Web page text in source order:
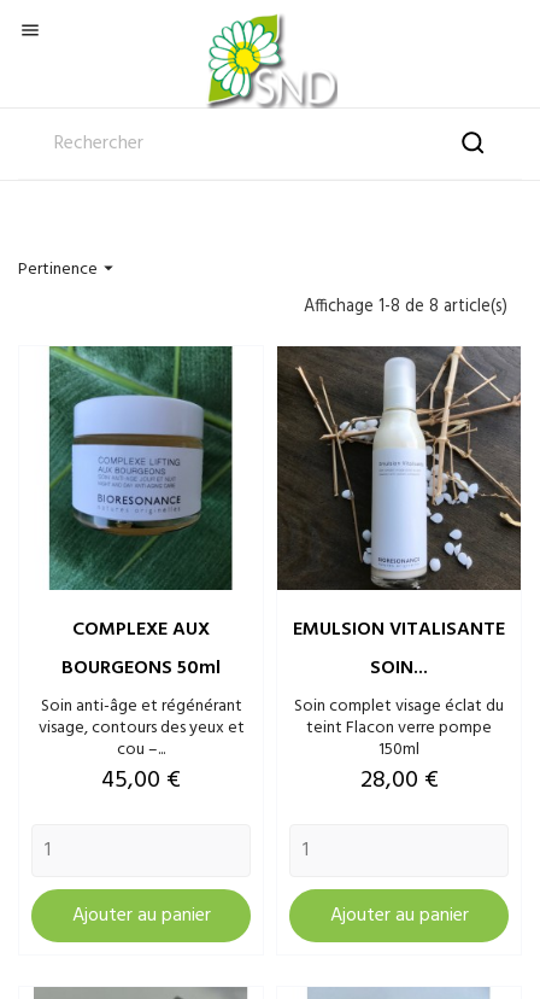

Pertinence 
Affichage 1-8 de 8 article(s)
COMPLEXE AUX
BOURGEONS 50ml
Soin anti-âge et régénérant
visage, contours des yeux et
cou –...
Prix
45,00 €
Ajouter au panier
EMULSION VITALISANTE
SOIN...
Soin complet visage éclat du
teint Flacon verre pompe
150ml
Prix
28,00 €
Ajouter au panier